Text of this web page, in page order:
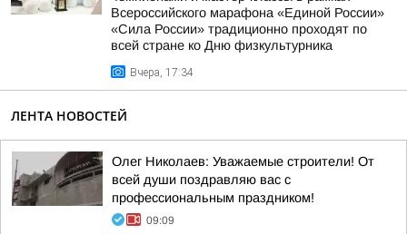
Всероссийского марафона «Единой России»
«Сила России» традиционно проходят по
всей стране ко Дню физкультурника
Вчера, 17:34
ЛЕНТА НОВОСТЕЙ
Олег Николаев: Уважаемые строители! От
всей души поздравляю вас с
профессиональным праздником!
09:09